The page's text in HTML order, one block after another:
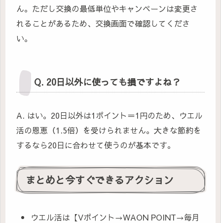
ん。ただし交換の最低単位やキャンペーンは変更さ
れることがあるため、交換画面で確認してくださ
い。
Q. 20日以外に使っても損ですよね？
A. はい。20日以外は1ポイント＝1円のため、ウエル
活の恩恵（1.5倍）を受けられません。大きな節約を
するなら20日に合わせて使うのが基本です。
まとめと今すぐできるアクション
ウエル活は【Vポイント→WAON POINT→毎月